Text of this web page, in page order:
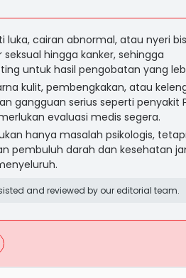
luka, cairan abnormal, atau nyeri
hingga kanker, sehingga
untuk hasil pengobatan yang
kulit, pembengkakan, atau
gangguan serius seperti penyakit
evaluasi medis segera.
hanya masalah psikologis,
pembuluh darah dan kesehatan
and reviewed by our editorial team.